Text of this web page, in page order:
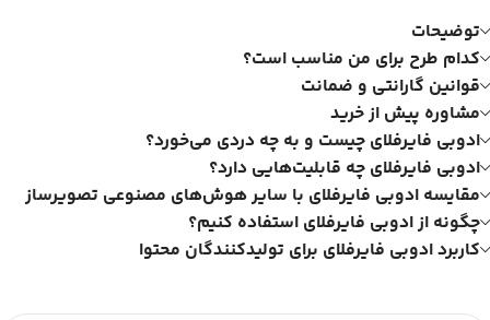
توضیحات
کدام طرح برای من مناسب است؟
قوانین گارانتی و ضمانت
مشاوره پیش از خرید
ادوبی فایرفلای چیست و به چه دردی می‌خورد؟
ادوبی فایرفلای چه قابلیت‌هایی دارد؟
مقایسه ادوبی فایرفلای با سایر هوش‌های مصنوعی تصویرساز
چگونه از ادوبی فایرفلای استفاده کنیم؟
کاربرد ادوبی فایرفلای برای تولیدکنندگان محتوا